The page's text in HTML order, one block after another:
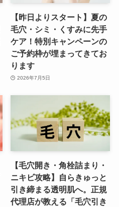
【昨日よりスタート】夏の
毛穴・シミ・くすみに先手
ケア！特別キャンペーンの
ご予約枠が埋まってきてお
ります
2026年7月5日
【毛穴開き・角栓詰まり・
ニキビ攻略】自らきゅっと
引き締まる透明肌へ。正規
代理店が教える「毛穴引き